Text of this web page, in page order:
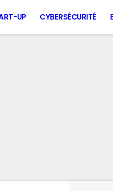
UP CYBERSÉCURITÉ